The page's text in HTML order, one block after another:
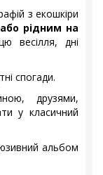
з екошкіри
рідним на
весілля, дні
спогади.
друзями,
у класичний
альбом